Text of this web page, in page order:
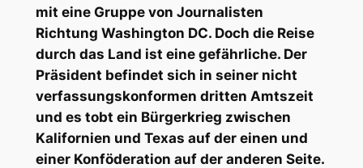
mit eine Gruppe von Journalisten
Richtung Washington DC. Doch die Reise
durch das Land ist eine gefährliche. Der
Präsident befindet sich in seiner nicht
verfassungskonformen dritten Amtszeit
und es tobt ein Bürgerkrieg zwischen
Kalifornien und Texas auf der einen und
einer Konföderation auf der anderen Seite.